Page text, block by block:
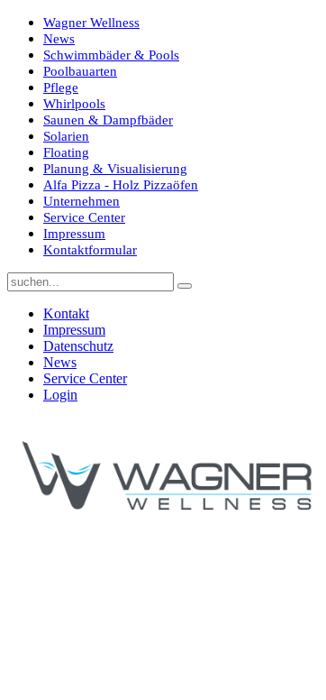
Wagner Wellness
News
Schwimmbäder & Pools
Poolbauarten
Pflege
Whirlpools
Saunen & Dampfbäder
Solarien
Floating
Planung & Visualisierung
Alfa Pizza - Holz Pizzaöfen
Unternehmen
Service Center
Impressum
Kontaktformular
Kontakt
Impressum
Datenschutz
News
Service Center
Login